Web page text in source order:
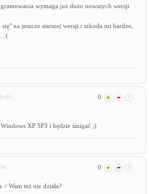
wymaga już dużo nowszych wersji
na jeszcze starszej wersji i szkoda mi bardzo,
:(
0
XP SP3 i będzie śmigać ;)
0
Wam też nie działa?